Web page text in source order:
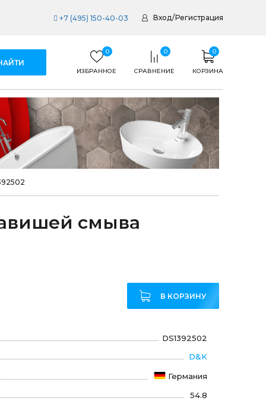
+7 (495) 150-40-03 Вход/Регистрация
0
ИЗБРАННОЕ
0
СРАВНЕНИЕ
0
КОРЗИНА
смыва
В КОРЗИНУ
DS1392502
D&K
Германия
54.8